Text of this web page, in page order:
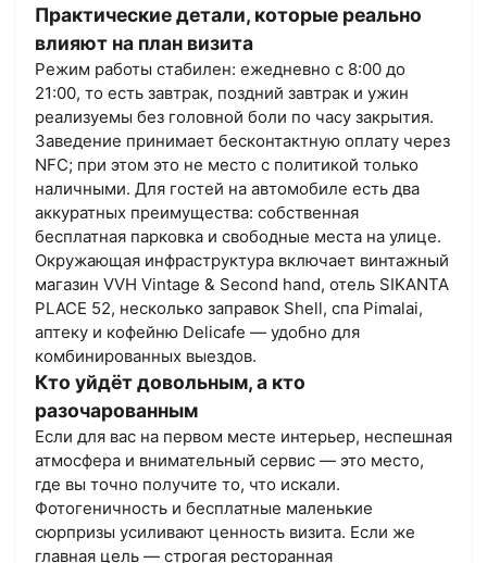
Практические детали, которые реально
влияют на план визита
Режим работы стабилен: ежедневно с 8:00 до
21:00, то есть завтрак, поздний завтрак и ужин
реализуемы без головной боли по часу закрытия.
Заведение принимает бесконтактную оплату через
NFC; при этом это не место с политикой только
наличными. Для гостей на автомобиле есть два
аккуратных преимущества: собственная
бесплатная парковка и свободные места на улице.
Окружающая инфраструктура включает винтажный
магазин VVH Vintage & Second hand, отель SIKANTA
PLACE 52, несколько заправок Shell, спа Pimalai,
аптеку и кофейню Delicafe — удобно для
комбинированных выездов.
Кто уйдёт довольным, а кто
разочарованным
Если для вас на первом месте интерьер, неспешная
атмосфера и внимательный сервис — это место,
где вы точно получите то, что искали.
Фотогеничность и бесплатные маленькие
сюрпризы усиливают ценность визита. Если же
главная цель — строгая ресторанная